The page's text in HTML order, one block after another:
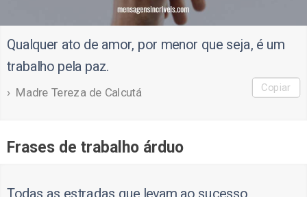
Qualquer ato de amor, por menor que seja, é um
trabalho pela paz.
Madre Tereza de Calcutá Copiar
Frases de trabalho árduo
Todas as estradas que levam ao sucesso